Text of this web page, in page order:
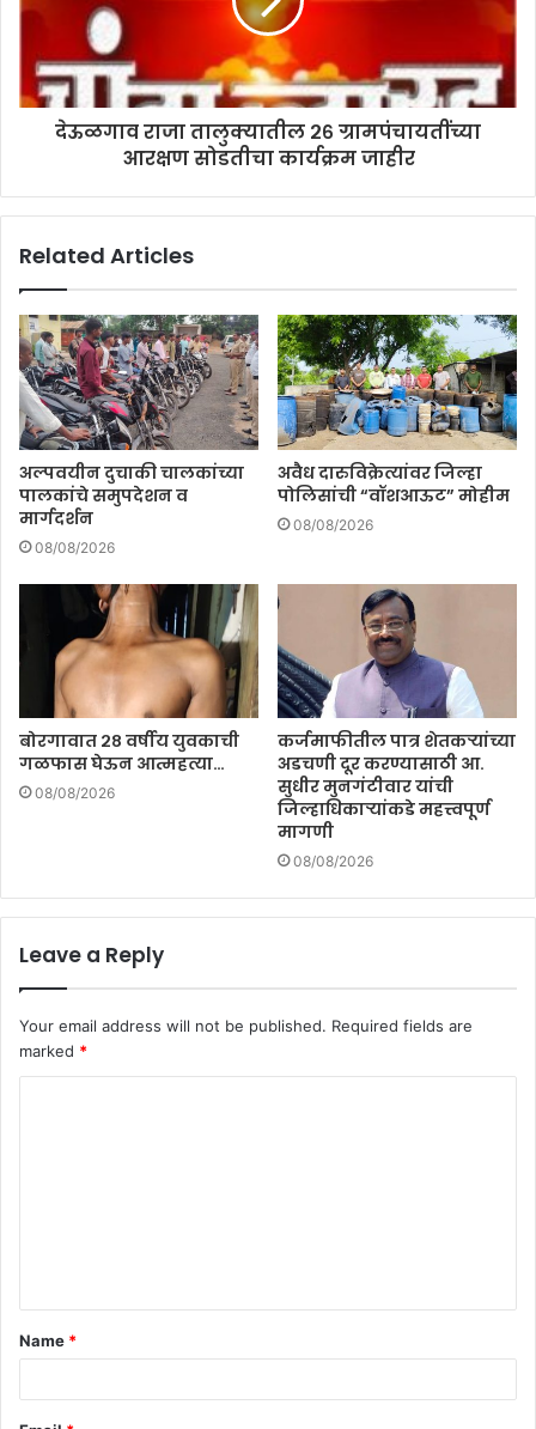
देऊळगाव राजा तालुक्यातील २६ ग्रामपंचायतींच्या
आरक्षण सोडतीचा कार्यक्रम जाहीर
Related Articles
अल्पवयीन दुचाकी चालकांच्या
पालकांचे समुपदेशन व
मार्गदर्शन
08/08/2026
अवैध दारुविक्रेत्यांवर जिल्हा
पोलिसांची “वॉशआऊट” मोहीम
08/08/2026
बोरगावात २८ वर्षीय युवकाची
गळफास घेऊन आत्महत्या…
08/08/2026
कर्जमाफीतील पात्र शेतकऱ्यांच्या
अडचणी दूर करण्यासाठी आ.
सुधीर मुनगंटीवार यांची
जिल्हाधिकाऱ्यांकडे महत्त्वपूर्ण
मागणी
08/08/2026
Leave a Reply
Your email address will not be published. Required fields are
marked *
t
*
Name *